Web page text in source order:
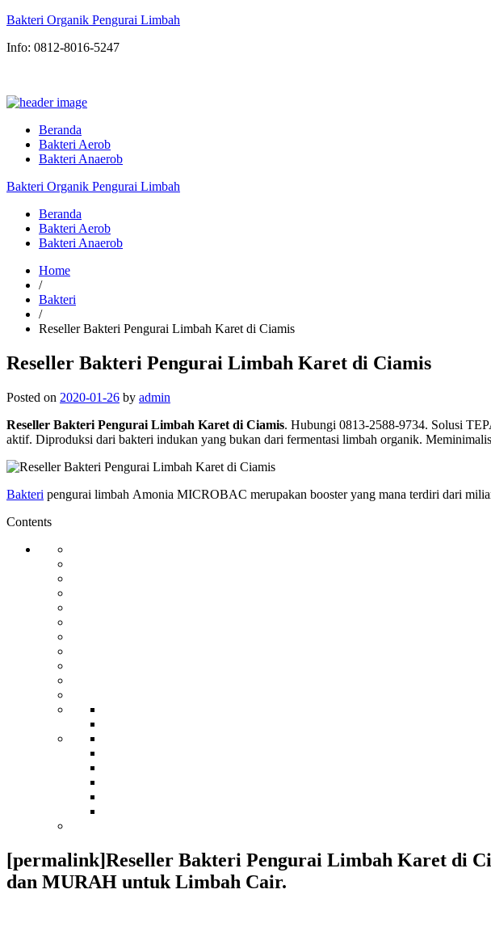
Bakteri Organik Pengurai Limbah
Info: 0812-8016-5247
Beranda
Bakteri Aerob
Bakteri Anaerob
Bakteri Organik Pengurai Limbah
Beranda
Bakteri Aerob
Bakteri Anaerob
Home
/
Bakteri
/
Reseller Bakteri Pengurai Limbah Karet di Ciamis
Reseller Bakteri Pengurai Limbah Karet di Ciamis
Posted on 2020-01-26 by admin
Reseller Bakteri Pengurai Limbah Karet di Ciamis. Hubungi 0813-2588-9734. Solusi
aktif. Diproduksi dari bakteri indukan yang bukan dari fermentasi limbah organik.
Bakteri pengurai limbah Amonia MICROBAC merupakan booster yang mana terdiri dari
Contents
[permalink]Reseller Bakteri Pengurai Limbah Karet di
dan MURAH untuk Limbah Cair.